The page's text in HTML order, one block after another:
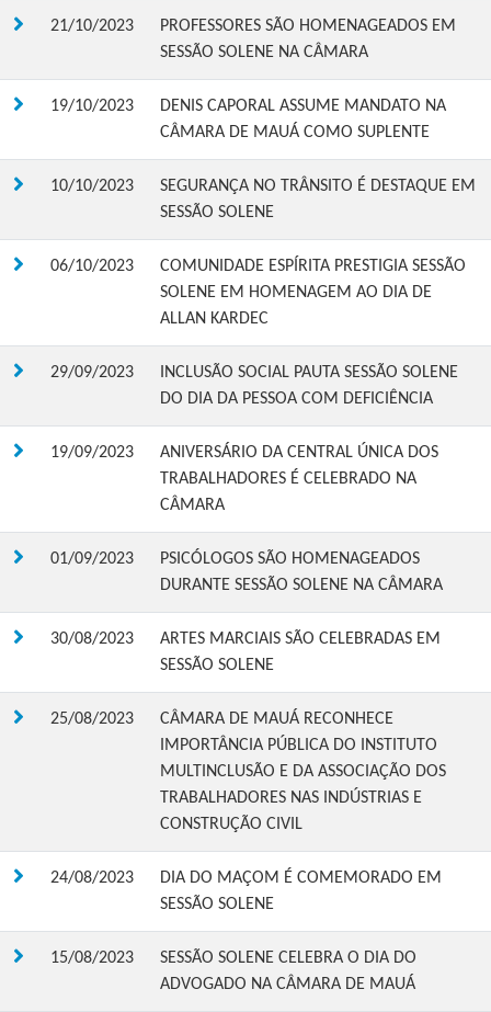
21/10/2023
PROFESSORES SÃO HOMENAGEADOS EM
SESSÃO SOLENE NA CÂMARA
19/10/2023
DENIS CAPORAL ASSUME MANDATO NA
CÂMARA DE MAUÁ COMO SUPLENTE
10/10/2023
SEGURANÇA NO TRÂNSITO É DESTAQUE EM
SESSÃO SOLENE
06/10/2023
COMUNIDADE ESPÍRITA PRESTIGIA SESSÃO
SOLENE EM HOMENAGEM AO DIA DE
ALLAN KARDEC
29/09/2023
INCLUSÃO SOCIAL PAUTA SESSÃO SOLENE
DO DIA DA PESSOA COM DEFICIÊNCIA
19/09/2023
ANIVERSÁRIO DA CENTRAL ÚNICA DOS
TRABALHADORES É CELEBRADO NA
CÂMARA
01/09/2023
PSICÓLOGOS SÃO HOMENAGEADOS
DURANTE SESSÃO SOLENE NA CÂMARA
30/08/2023
ARTES MARCIAIS SÃO CELEBRADAS EM
SESSÃO SOLENE
25/08/2023
CÂMARA DE MAUÁ RECONHECE
IMPORTÂNCIA PÚBLICA DO INSTITUTO
MULTINCLUSÃO E DA ASSOCIAÇÃO DOS
TRABALHADORES NAS INDÚSTRIAS E
CONSTRUÇÃO CIVIL
24/08/2023
DIA DO MAÇOM É COMEMORADO EM
SESSÃO SOLENE
15/08/2023
SESSÃO SOLENE CELEBRA O DIA DO
ADVOGADO NA CÂMARA DE MAUÁ